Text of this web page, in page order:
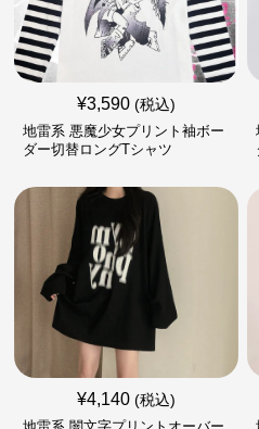
¥3,590 (税込)
地雷系 悪魔少女プリント袖ボー
ダー切替ロングTシャツ
¥4,140 (税込)